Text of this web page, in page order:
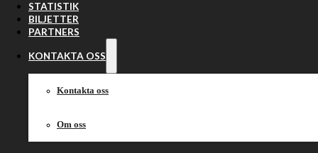
STATISTIK
BILJETTER
PARTNERS
KONTAKTA OSS
Kontakta oss
Om oss
Kontakta oss